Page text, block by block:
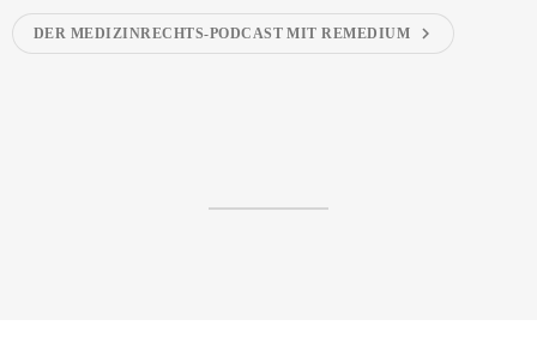
DER MEDIZINRECHTS-PODCAST MIT REMEDIUM chevron_right